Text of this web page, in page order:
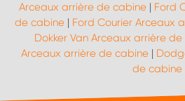
Arceaux arrière de cabine | Ford
de cabine| Ford Courier Arceaux
Dokker Van Arceaux arrière
Arceaux arrière de cabine|
de cabine